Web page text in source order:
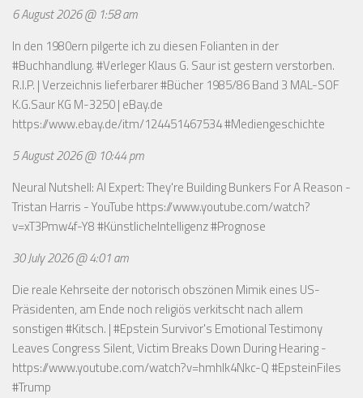
6 August 2026 @ 1:58 am
In den 1980ern pilgerte ich zu diesen Folianten in der
#Buchhandlung. #Verleger Klaus G. Saur ist gestern verstorben.
R.I.P. | Verzeichnis lieferbarer #Bücher 1985/86 Band 3 MAL-SOF
K.G.Saur KG M-3250 | eBay.de
https://www.ebay.de/itm/124451467534#Mediengeschichte
5 August 2026 @ 10:44 pm
Neural Nutshell: AI Expert: They're Building Bunkers For A Reason -
Tristan Harris - YouTube https://www.youtube.com/watch?
v=xT3Pmw4f-Y8#KünstlicheIntelligenz #Prognose
30 July 2026 @ 4:01 am
Die reale Kehrseite der notorisch obszönen Mimik eines US-
Präsidenten, am Ende noch religiös verkitscht nach allem
sonstigen #Kitsch. | #Epstein Survivor's Emotional Testimony
Leaves Congress Silent, Victim Breaks Down During Hearing -
https://www.youtube.com/watch?v=hmhlk4Nkc-Q#EpsteinFiles
#Trump